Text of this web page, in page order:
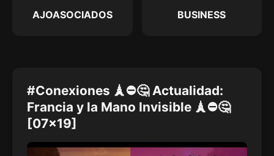
AJOASOCIADOS BUSINESS
#Conexiones 🗼⛔🤔 Actualidad:
Francia y la Mano Invisible 🗼⛔🤔
[07x19]